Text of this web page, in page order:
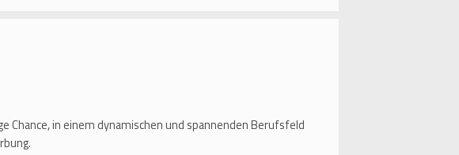
Chance, in einem dynamischen und spannenden Berufsfeld